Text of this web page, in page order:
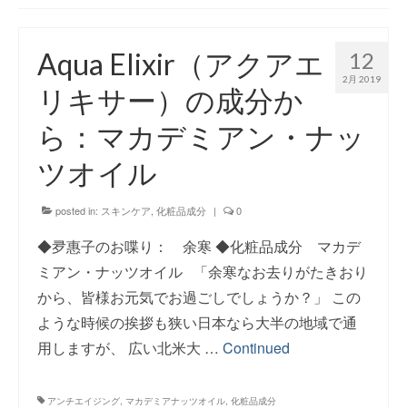
お買い物ページ
お客様の声
お問い合わせ
12
2月 2019
Aqua Elixir（アクアエ
リキサー）の成分か
ら：マカデミアン・ナッ
ツオイル
posted in: スキンケア 化粧品成分 | 0
◆夛惠子のお喋り： 余寒 ◆化粧品成分 マカデ
ミアン・ナッツオイル 「余寒なお去りがたきおり
から、皆様お元気でお過ごしでしょうか？」 この
ような時候の挨拶も狭い日本なら大半の地域で通
用しますが、 広い北米大 … Continued
アンチエイジング マカデミアナッツオイル 化粧品成分